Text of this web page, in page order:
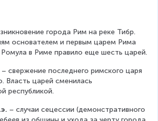
города Рим на реке Тибр.
основателем и первым царем Рима
в Риме правило еще шесть царей.
– свержение последнего римского царя
Власть царей сменилась
республикой.
– случаи сецессии (демонстративного